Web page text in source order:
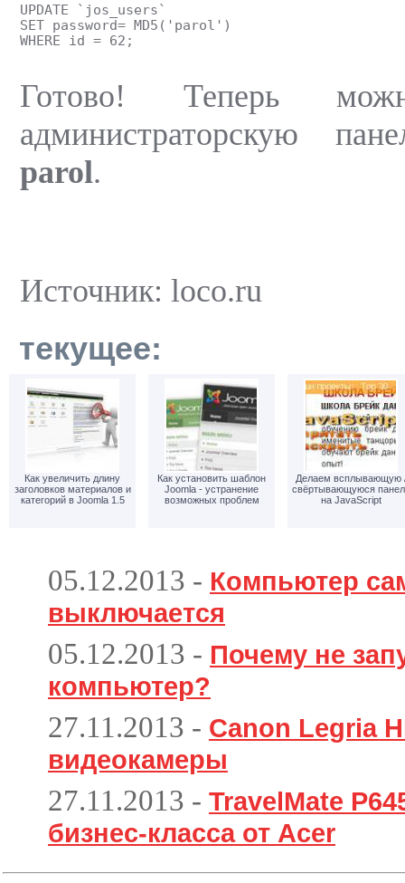
UPDATE `jos_users`
SET password= MD5('parol')
WHERE id = 62;
Готово! Теперь
администраторскую
parol.
Источник: loco.ru
текущее:
Как увеличить длину
заголовков материалов и
категорий в Joomla 1.5
Как установить шаблон
Joomla - устранение
возможных проблем
Делаем всплывающую
свёртывающуюся
на JavaScript
05.12.2013 - Компьютер
выключается
05.12.2013 - Почему не
компьютер?
27.11.2013 - Canon Legria
видеокамеры
27.11.2013 - TravelMate
бизнес-класса от Acer